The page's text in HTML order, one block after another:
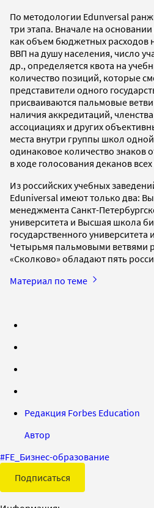
По методологии Edunversal
три этапа. Вначале на
как объем бюджетных расходов
ВВП на душу населения, число
др., определяется квота на
количество позиций, которые
представители одного
присваиваются пальмовые
наличия аккредитаций,
ассоциациях и других
места внутри группы школ
одинаковое количество знаков
в ходе голосования деканов
Из российских учебных
Eduniversal имеют только два:
менеджмента Санкт-
университета и Высшая школа
государственного
Четырьмя пальмовыми ветвями
«Сколково» обладают пять
Материал по теме
Редакция Forbes Education
Автор
#FE_Бизнес-образование
Подписаться